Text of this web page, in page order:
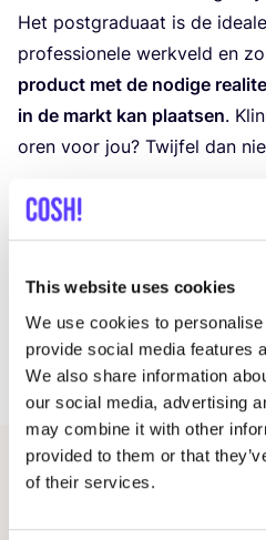
This website uses cookies
We use cookies to
provide social media features
We also share information
our social media, advertising
may combine it with other
provided to them or that
of their services.
Het post­gra­du­aat is de
pro­fes­si­o­ne­le werk­veld en
pro­duct met de nodi­ge
in de markt kan plaat­sen.
oren voor jou? Twij­fel dan
Klik hier voor meer info
DEEL
Gerelateerde